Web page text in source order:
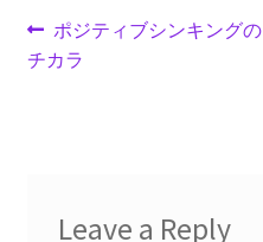
Post
navigation
Previous
post:
ポジティブシンキングの
チカラ
Leave a Reply